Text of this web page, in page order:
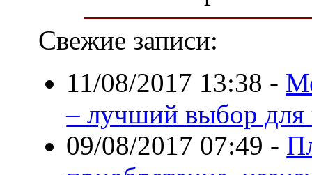
Свежие записи:
11/08/2017 13:38 -
– лучший выбор для
09/08/2017 07:49 -